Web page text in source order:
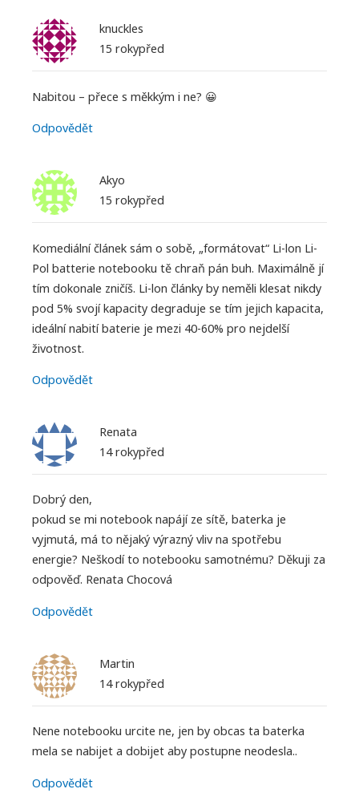
knuckles
15 rokypřed
Nabitou – přece s měkkým i ne? 😀
Odpovědět
Akyo
15 rokypřed
Komediální článek sám o sobě, „formátovat“ Li-lon Li-
Pol batterie notebooku tě chraň pán buh. Maximálně jí
tím dokonale zničíš. Li-lon články by neměli klesat nikdy
pod 5% svojí kapacity degraduje se tím jejich kapacita,
ideální nabití baterie je mezi 40-60% pro nejdelší
životnost.
Odpovědět
Renata
14 rokypřed
Dobrý den,
pokud se mi notebook napájí ze sítě, baterka je
vyjmutá, má to nějaký výrazný vliv na spotřebu
energie? Neškodí to notebooku samotnému? Děkuji za
odpověď. Renata Chocová
Odpovědět
Martin
14 rokypřed
Nene notebooku urcite ne, jen by obcas ta baterka
mela se nabijet a dobijet aby postupne neodesla..
Odpovědět